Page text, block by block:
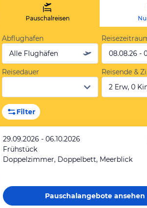
Pauschalreisen
Abflughafen
Alle Flughäfen
08.08.26 -
Reisedauer
Reisende & Zi.
2 Erw, 0
Filter
29.09.2026 - 06.10.2026
Frühstück
Doppelzimmer, Doppelbett, Meerblick
Pauschalangeboteansehen